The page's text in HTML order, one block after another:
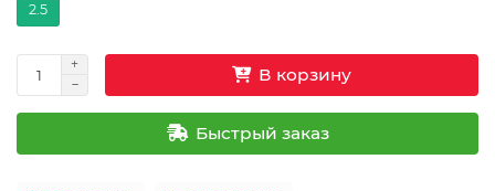
2.5
В корзину
Быстрый заказ